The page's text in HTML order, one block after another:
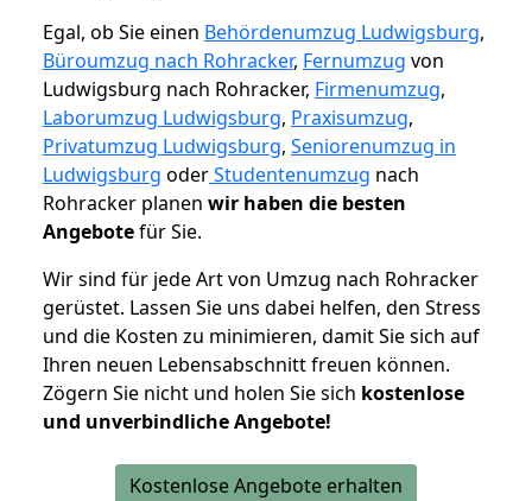
Egal, ob Sie einen Behördenumzug Ludwigsburg,
Büroumzug nach Rohracker, Fernumzug von
Ludwigsburg nach Rohracker, Firmenumzug,
Laborumzug Ludwigsburg, Praxisumzug,
Privatumzug Ludwigsburg, Seniorenumzug in
Ludwigsburg oderStudentenumzug nach
Rohracker planen wir haben die besten
Angebotefür Sie.
Wir sind für jede Art von Umzug nach Rohracker
gerüstet. Lassen Sie uns dabei helfen, den Stress
und die Kosten zu minimieren, damit Sie sich auf
Ihren neuen Lebensabschnitt freuen können.
Zögern Sie nicht und holen Sie sich kostenlose
und unverbindliche Angebote!
Kostenlose Angebote erhalten